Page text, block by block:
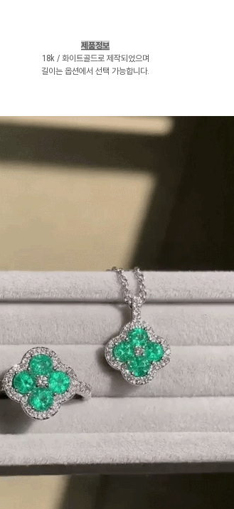
제품정보
18k / 화이트골드로 제작되었으며
길이는 옵션에서 선택 가능합니다.